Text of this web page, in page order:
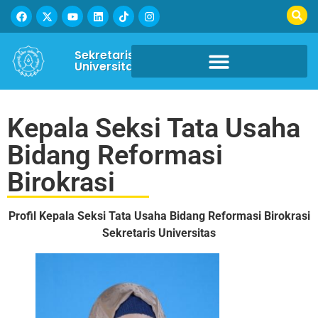
Sekretaris
Universitas
Kepala Seksi Tata Usaha
Bidang Reformasi
Birokrasi
Profil Kepala Seksi Tata Usaha Bidang Reformasi Birokrasi
Sekretaris Universitas